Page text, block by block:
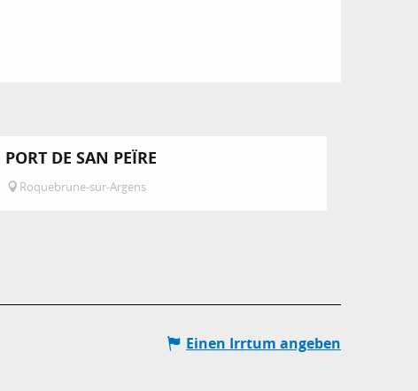
PORT DE SAN PEÏRE
Roquebrune-sur-Argens
Einen Irrtum angeben